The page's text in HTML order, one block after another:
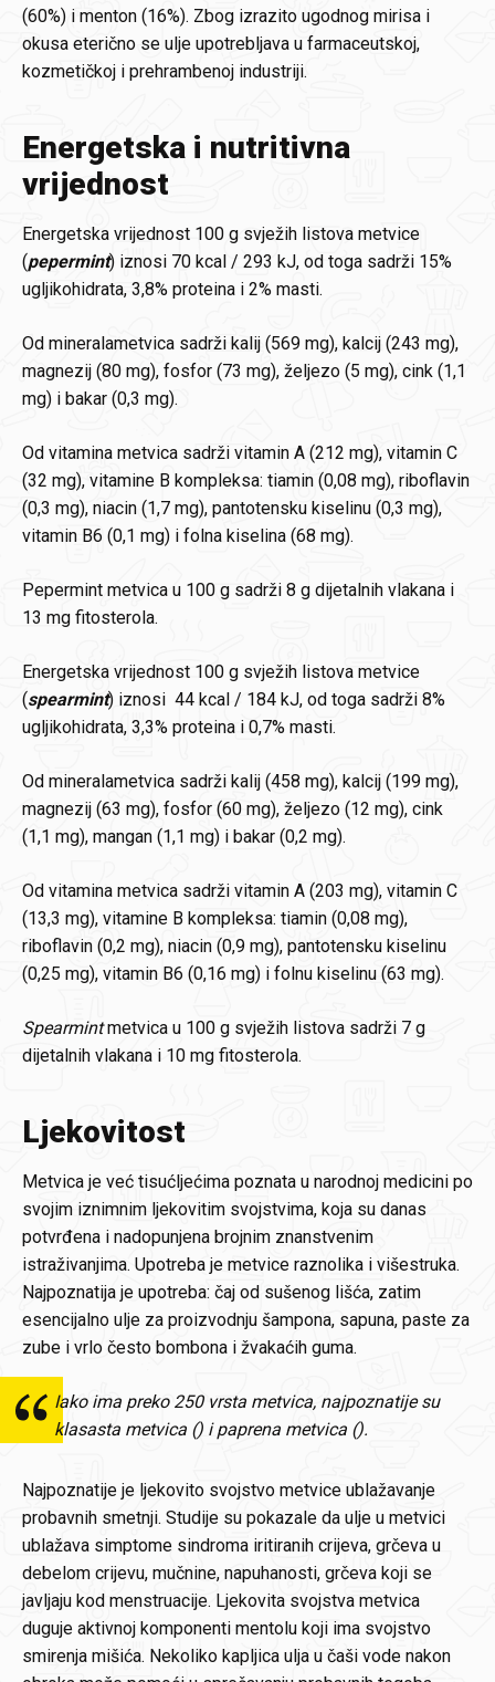
(60%) i menton (16%). Zbog izrazito ugodnog mirisa i
okusa eterično se ulje upotrebljava u farmaceutskoj,
kozmetičkoj i prehrambenoj industriji.
Energetska i nutritivna
vrijednost
Energetska vrijednost 100 g svježih listova metvice
(pepermint) iznosi 70 kcal / 293 kJ, od toga sadrži 15%
ugljikohidrata, 3,8% proteina i 2% masti.
Od mineralametvica sadrži kalij (569 mg), kalcij (243 mg),
magnezij (80 mg), fosfor (73 mg), željezo (5 mg), cink (1,1
mg) i bakar (0,3 mg).
Od vitamina metvica sadrži vitamin A (212 mg), vitamin C
(32 mg), vitamine B kompleksa: tiamin (0,08 mg), riboflavin
(0,3 mg), niacin (1,7 mg), pantotensku kiselinu (0,3 mg),
vitamin B6 (0,1 mg) i folna kiselina (68 mg).
Pepermint metvica u 100 g sadrži 8 g dijetalnih vlakana i
13 mg fitosterola.
Energetska vrijednost 100 g svježih listova metvice
(spearmint) iznosi 44 kcal / 184 kJ, od toga sadrži 8%
ugljikohidrata, 3,3% proteina i 0,7% masti.
Od mineralametvica sadrži kalij (458 mg), kalcij (199 mg),
magnezij (63 mg), fosfor (60 mg), željezo (12 mg), cink
(1,1 mg), mangan (1,1 mg) i bakar (0,2 mg).
Od vitamina metvica sadrži vitamin A (203 mg), vitamin C
(13,3 mg), vitamine B kompleksa: tiamin (0,08 mg),
riboflavin (0,2 mg), niacin (0,9 mg), pantotensku kiselinu
(0,25 mg), vitamin B6 (0,16 mg) i folnu kiselinu (63 mg).
Spearmintmetvica u 100 g svježih listova sadrži 7 g
dijetalnih vlakana i 10 mg fitosterola.
Ljekovitost
Metvica je već tisućljećima poznata u narodnoj medicini po
svojim iznimnim ljekovitim svojstvima, koja su danas
potvrđena i nadopunjena brojnim znanstvenim
istraživanjima. Upotreba je metvice raznolika i višestruka.
Najpoznatija je upotreba: čaj od sušenog lišća, zatim
esencijalno ulje za proizvodnju šampona, sapuna, paste za
zube i vrlo često bombona i žvakaćih guma.
Iako ima preko 250 vrsta metvica, najpoznatije su
klasasta metvica () i paprena metvica ().
Najpoznatije je ljekovito svojstvo metvice ublažavanje
probavnih smetnji. Studije su pokazale da ulje u metvici
ublažava simptome sindroma iritiranih crijeva, grčeva u
debelom crijevu, mučnine, napuhanosti, grčeva koji se
javljaju kod menstruacije. Ljekovita svojstva metvica
duguje aktivnoj komponenti mentolu koji ima svojstvo
smirenja mišića. Nekoliko kapljica ulja u čaši vode nakon